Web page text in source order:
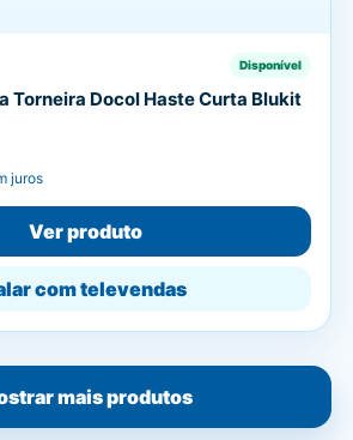
Disponível
Torneira Docol Haste Curta Blukit
juros
Ver produto
com televendas
mais produtos